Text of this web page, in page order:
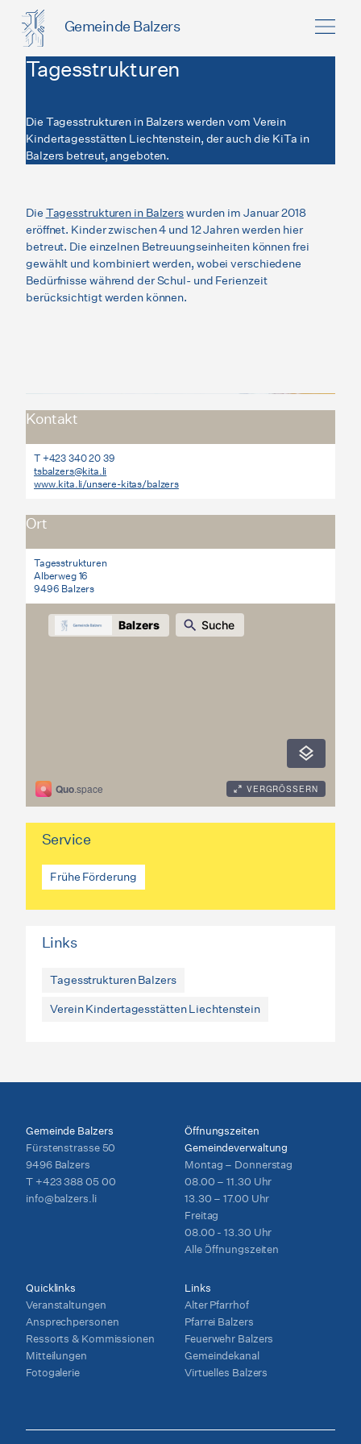
Gemeinde Balzers
Tagesstrukturen
Die Tagesstrukturen in Balzers werden vom Verein
Kindertagesstätten Liechtenstein, der auch die KiTa in
Balzers betreut, angeboten.
Die Tagesstrukturen in Balzerswurden im Januar 2018
eröffnet. Kinder zwischen 4 und 12 Jahren werden hier
betreut. Die einzelnen Betreuungseinheiten können frei
gewählt und kombiniert werden, wobei verschiedene
Bedürfnisse während der Schul- und Ferienzeit
berücksichtigt werden können.
Kontakt
T +423 340 20 39
tsbalzers@kita.li
www.kita.li/unsere-kitas/balzers
Ort
Tagesstrukturen
Alberweg 16
9496 Balzers
Service
Frühe Förderung
Links
Tagesstrukturen Balzers
Verein Kindertagesstätten Liechtenstein
Gemeinde Balzers
Fürstenstrasse 50
9496 Balzers
T +423 388 05 00
info@balzers.li
Öffnungszeiten
Gemeindeverwaltung
Montag – Donnerstag
08.00 – 11.30 Uhr
13.30 – 17.00 Uhr
Freitag
08.00 - 13.30 Uhr
Alle Öffnungszeiten
Quicklinks
Veranstaltungen
Ansprechpersonen
Ressorts & Kommissionen
Mitteilungen
Fotogalerie
Links
Alter Pfarrhof
Pfarrei Balzers
Feuerwehr Balzers
Gemeindekanal
Virtuelles Balzers